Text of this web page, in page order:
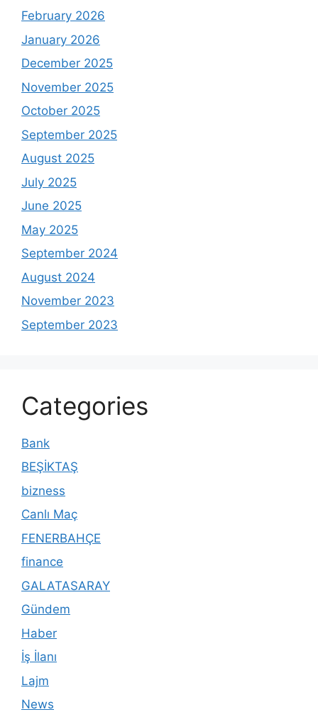
February 2026
January 2026
December 2025
November 2025
October 2025
September 2025
August 2025
July 2025
June 2025
May 2025
September 2024
August 2024
November 2023
September 2023
Categories
Bank
BEŞİKTAŞ
bizness
Canlı Maç
FENERBAHÇE
finance
GALATASARAY
Gündem
Haber
İş İlanı
Lajm
News